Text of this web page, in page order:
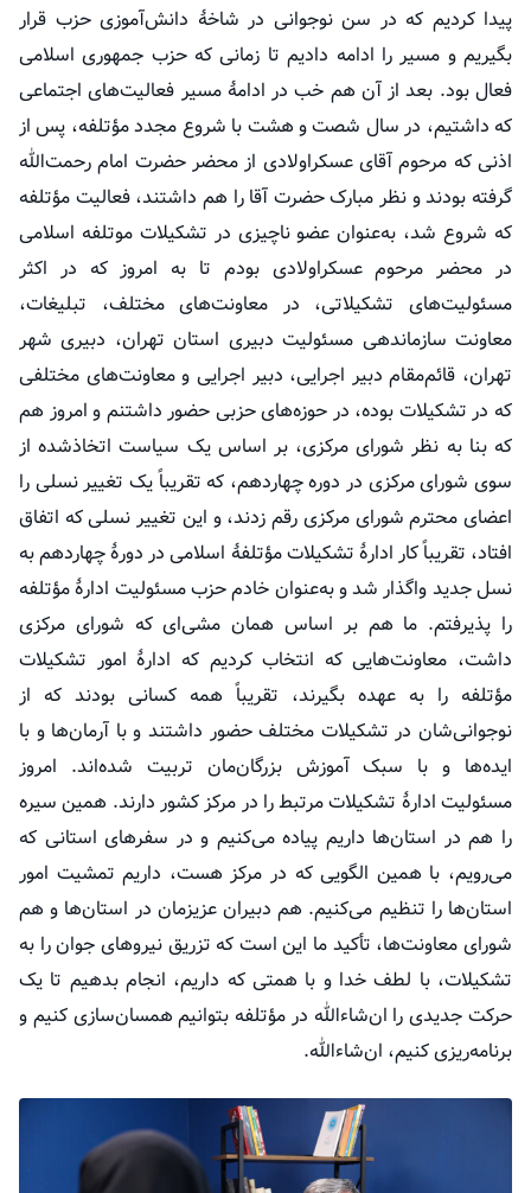
پیدا کردیم که در سن نوجوانی در شاخهٔ دانش‌آموزی حزب قرار
بگیریم و مسیر را ادامه دادیم تا زمانی که حزب جمهوری اسلامی
فعال بود. بعد از آن هم خبدر ادامهٔ مسیر فعالیت‌های اجتماعی
که داشتیم، در سال شصت و هشت با شروع مجددمؤتلفه، پس از
اذنیکه مرحوم آقایعسکراولادی از محضر حضرت امام رحمت‌الله
گرفته بودند و نظر مبارک حضرت آقا را هم داشتند، فعالیت مؤتلفه
که شروع شد، به‌عنوان عضو ناچیزی در تشکیلات موتلفه اسلامی
در محضر مرحومعسکراولادی بودم تا به امروز که در اکثر
مسئولیت‌های تشکیلاتی، در معاونت‌های مختلف، تبلیغات،
معاونت سازماندهی مسئولیت دبیری استان تهران، دبیری شهر
تهران، قائم‌مقام دبیر اجرایی، دبیر اجرایی و معاونت‌های مختلفی
که در تشکیلات بوده، در حوزه‌های حزبی حضور داشتنم و امروز هم
که بنا به نظر شورای مرکزی، بر اساس یک سیاست اتخاذشده از
سوی شورای مرکزی در دوره چهاردهم، که تقریباً یک تغییر نسلی را
اعضای محترم شورای مرکزی رقم زدند، و این تغییر نسلی که اتفاق
افتاد، تقریباً کار ادارهٔ تشکیلاتمؤتلفهٔ اسلامی در دورهٔ چهاردهم به
نسل جدید واگذار شد و به‌عنوان خادم حزب مسئولیت ادارهٔمؤتلفه
را پذیرفتم. ما هم بر اساس همان مشی‌ای که شورای مرکزی
داشت، معاونت‌هایی که انتخاب کردیم که ادارهٔ امور تشکیلات
مؤتلفه را به عهده بگیرند، تقریباً همه کسانی بودند که از
نوجوانی‌شان در تشکیلات مختلف حضور داشتند و با آرمان‌ها و با
ایده‌ها و با سبک آموزش بزرگان‌مان تربیت شده‌اند. امروز
مسئولیت ادارهٔ تشکیلات مرتبط را در مرکز کشور دارند. همین سیره
را هم در استان‌ها داریم پیاده می‌کنیم و در سفرهای استانی که
می‌رویم، با همین الگویی که در مرکز هست، داریم تمشیت امور
استان‌ها را تنظیم می‌کنیم. هم دبیران عزیزمان در استان‌ها و هم
شورای معاونت‌ها، تأکید ما این است که تزریق نیروهای جوان را به
تشکیلات، با لطف خدا و با همتی که داریم، انجام بدهیم تا یک
حرکت جدیدی را ان‌شاءالله در مؤتلفه بتوانیم همسان‌سازی کنیم و
برنامه‌ریزی کنیم، ان‌شاءالله.